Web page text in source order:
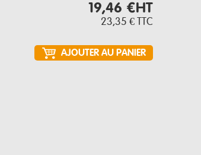
19,46 €HT
23,35 € TTC